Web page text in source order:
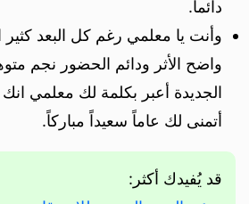
دائما.
وأنت يا معلمي رغم كل البعد كثير
واضح الأثر ودائم الحضور نجم
الجديدة أعبر بكلمة لك معلمي انك
أتمنى لك عاماً سعيداً مباركاً.
قد يُفيدك أكثر: